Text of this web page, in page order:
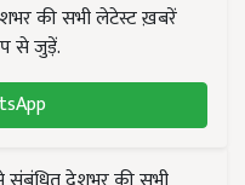
की सभी लेटेस्ट ख़बरें
से जुड़ें.